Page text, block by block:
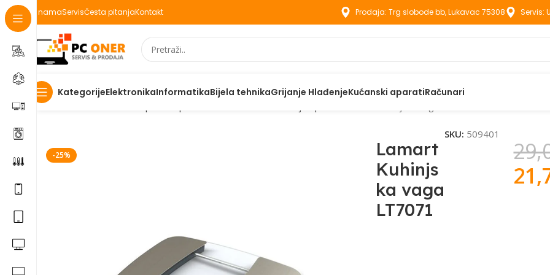
O namaServisČesta pitanjaKontakt Prodaja: Trg slobode bb, Lukavac 75308 Servis:
KategorijeElektronikaInformatikaBijela tehnikaGrijanje HlađenjeKućanski aparatiRačunari
Početna
-25%
Lamart
Kuhinjs
ka vaga
LT7071
SKU: 509401